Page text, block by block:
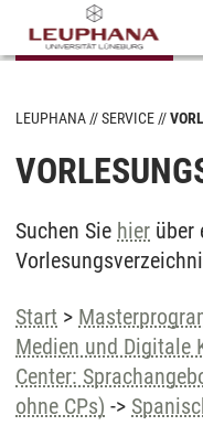
LEUPHANA SERVICE
Suchen Sie hier über
Start >
Medien und Digitale
Center:
ohne CPs) ->